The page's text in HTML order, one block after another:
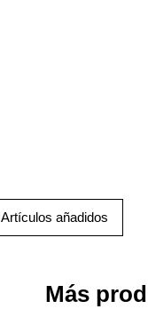
Artículos añadidos
Más